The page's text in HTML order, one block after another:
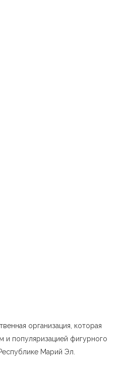
организация, которая
и популяризацией фигурного
Марий Эл.